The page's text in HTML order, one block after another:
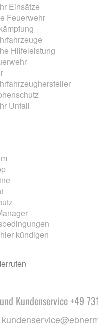
Einsätze
Feuerwehr
Hilfeleistung
Unfall
kündigen
Kundenservice +49